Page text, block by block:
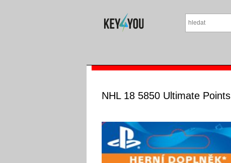
NHL 18 5850 Ultimate Points